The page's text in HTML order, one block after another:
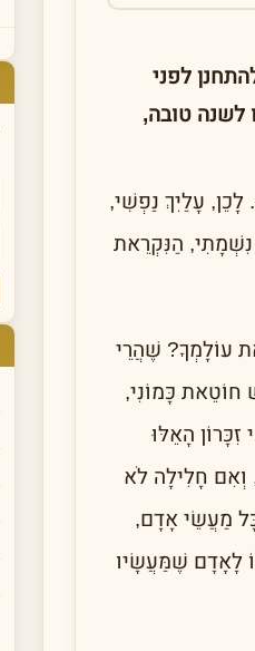
לפני
לשנה טובה,
עָלַיִךְ נַפְשִׁי,
נִשְׁמָתִי, הַנִּקְרֵאת
עוֹלָמְךָ? שֶׁהֲרֵי
כָּמוֹנִי,
הָאֵלּוּ
חָלִילָה לֹא
כָּל מַעֲשֵׂי אָדָם,
לָאָדָם שֶׁמַּעֲשָׂיו